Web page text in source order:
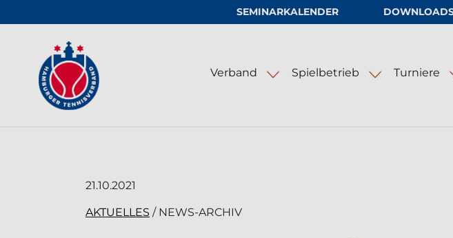
SEMINARKALENDER
Logo vom Hamburger Tennis-Verband e.V.
Verband Spielbetrieb Turniere
21.10.2021
AKTUELLES / NEWS-ARCHIV